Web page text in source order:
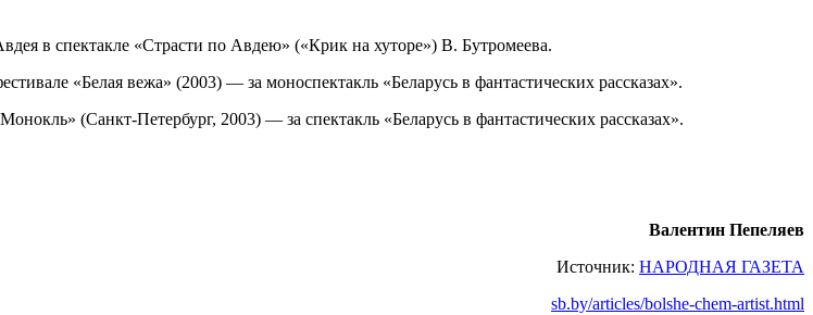
в спектакле «Страсти по Авдею» («Крик на хуторе») В. Бутромеева.
«Белая вежа» (2003) — за моноспектакль «Беларусь в фантастических рассказах».
(Санкт-Петербург, 2003) — за спектакль «Беларусь в фантастических рассказах».
Валентин Пепеляев
Источник: НАРОДНАЯ ГАЗЕТА
sb.by/articles/bolshe-chem-artist.html